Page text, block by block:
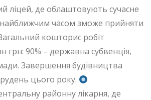
ліцей, де облаштовують сучасне
часом зможе прийняти
кошторис робіт
грн: 90% – державна субвенція,
Завершення будівництва
цього року.
районну лікарня, де